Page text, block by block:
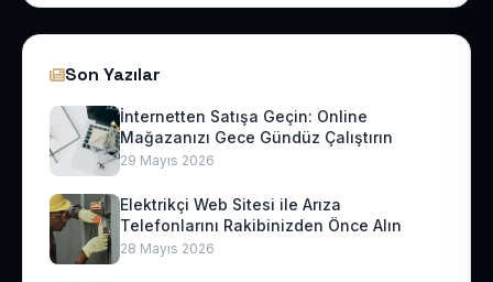
Son Yazılar
İnternetten Satışa Geçin: Online
Mağazanızı Gece Gündüz Çalıştırın
29 Mayıs 2026
Elektrikçi Web Sitesi ile Arıza
Telefonlarını Rakibinizden Önce Alın
28 Mayıs 2026